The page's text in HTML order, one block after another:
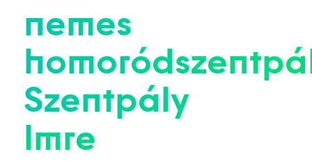
nemes
Szentpály
Imre